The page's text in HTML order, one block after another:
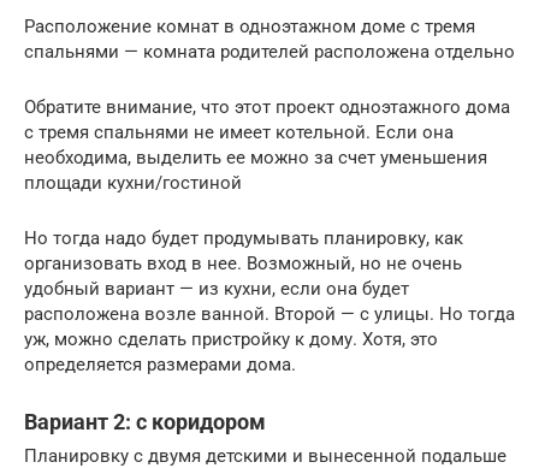
Расположение комнат в одноэтажном доме с тремя
спальнями — комната родителей расположена отдельно
Обратите внимание, что этот проект одноэтажного дома
с тремя спальнями не имеет котельной. Если она
необходима, выделить ее можно за счет уменьшения
площади кухни/гостиной
Но тогда надо будет продумывать планировку, как
организовать вход в нее. Возможный, но не очень
удобный вариант — из кухни, если она будет
расположена возле ванной. Второй — с улицы. Но тогда
уж, можно сделать пристройку к дому. Хотя, это
определяется размерами дома.
Вариант 2: с коридором
Планировку с двумя детскими и вынесенной подальше